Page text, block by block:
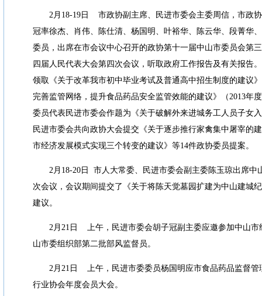
2月 18-19日
市政协副主席、民进市委会主委周信，市政
冠率徐杰、肖伟、陈仕清、杨国明、叶裕华、陈云华、段菁华
委员，出席在市会议中心召开的政协第十一届中山市委员会第
四届人民代表大会第四次会议，听取政府工作报告及有关报告
领取《关于改革我市初中毕业考试及普通高中招生制度的建议
完善监管网络，提升食品药品安全监管效能的建议》（2013年
委员代表民进市委会作题为《关于破解外来进城务工人员子女
民进市委会共向政协大会提交《关于逐步推行家禽集中屠宰的
市经济发展模式实现三个转变的建议》等14件政协委员提案。
2月 18-20日
市人大常委、民进市委会副主委陈玉琼出席中
次会议，会议期间提交了《关于将陈天觉墓园扩建为中山建城
建议。
2月 21 日
上午，民进市委会胡子冠副主委应邀参加中山
山市委组织部第二批部风监督员。
2月 21 日
上午，民进市委委员杨国明应市食品药品监督
行业协会年度会员大会。